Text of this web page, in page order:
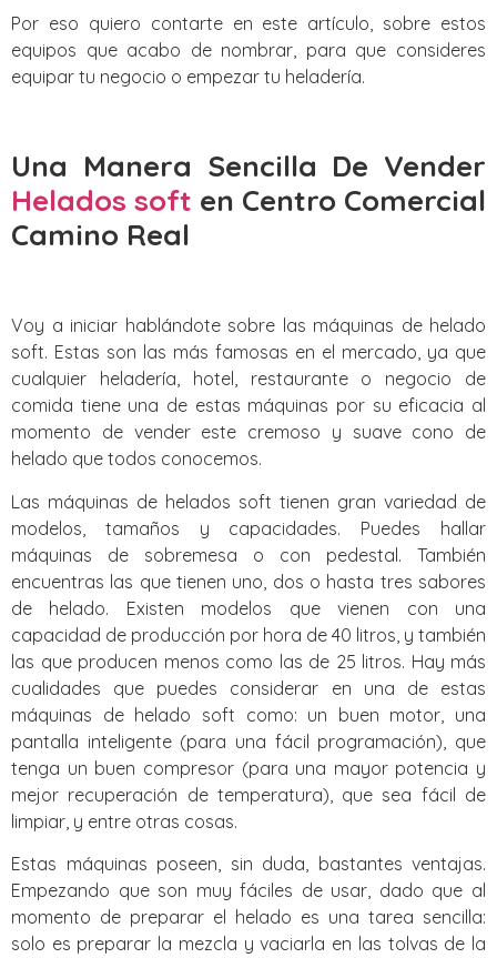
Por eso quiero contarte en este artículo, sobre estos
equipos que acabo de nombrar, para que consideres
equipar tu negocio o empezar tu heladería.
Una Manera Sencilla De Vender
Helados soft en Centro Comercial
Camino Real
Voy a iniciar hablándote sobre las máquinas de helado
soft. Estas son las más famosas en el mercado, ya que
cualquier heladería, hotel, restaurante o negocio de
comida tiene una de estas máquinas por su eficacia al
momento de vender este cremoso y suave cono de
helado que todos conocemos.
Las máquinas de helados soft tienen gran variedad de
modelos, tamaños y capacidades. Puedes hallar
máquinas de sobremesa o con pedestal. También
encuentras las que tienen uno, dos o hasta tres sabores
de helado. Existen modelos que vienen con una
capacidad de producción por hora de 40 litros, y también
las que producen menos como las de 25 litros. Hay más
cualidades que puedes considerar en una de estas
máquinas de helado soft como: un buen motor, una
pantalla inteligente (para una fácil programación), que
tenga un buen compresor (para una mayor potencia y
mejor recuperación de temperatura), que sea fácil de
limpiar, y entre otras cosas.
Estas máquinas poseen, sin duda, bastantes ventajas.
Empezando que son muy fáciles de usar, dado que al
momento de preparar el helado es una tarea sencilla:
solo es preparar la mezcla y vaciarla en las tolvas de la